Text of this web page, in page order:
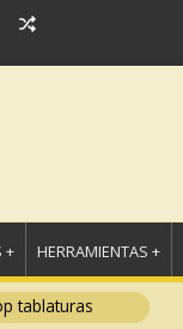
+ HERRAMIENTAS +
tablaturas